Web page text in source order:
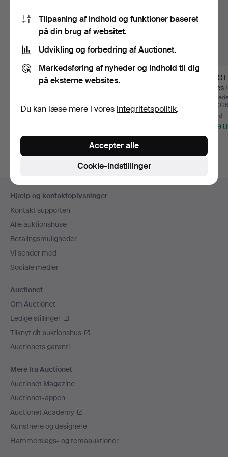
JOHANNES
ANDERSEN. Spisebord
maj 2026
SPISEBORD, Mio
maj 2026
apr 2026
26 bud
1.209
Sidefodsnavigation
Hjælp og kontaktoplysninger
Kontakt supporten
Alle auktionshuse
Betalingsmuligheder
Vi sender med
Sociale medier
Auctionet
Om Auctionet
Ledige stillinger
Tilknyt dit auktionshus
Auctionets garanti
Mere fra Auctionet
Auctionet Magazine
Auctionet-appen
Auctionet Academy
Kunstnere og designere
Hammerslags- og temaauktioner
Tilpasning af indhold og funktioner baseret
på din brug af websitet.
Udvikling og forbedring af Auctionet.
Markedsføring af nyheder og indhold til dig
på eksterne websites.
Du kan læse mere i vores integritetspolitik.
Cookie-indstillinger
Accepter alle